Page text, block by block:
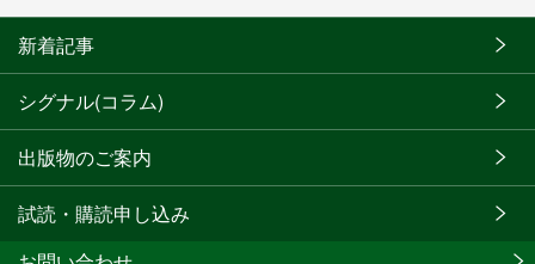
新着記事
シグナル(コラム)
出版物のご案内
試読・購読申し込み